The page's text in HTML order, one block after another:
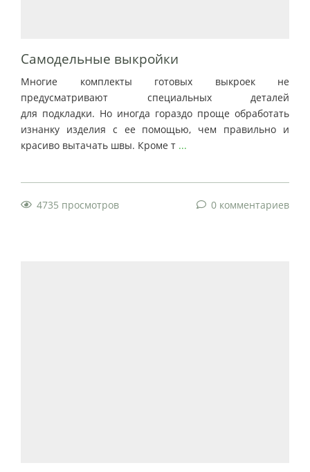
Самодельные выкройки
Многие комплекты готовых выкроек не
предусматривают специальных деталей
для подкладки. Но иногда гораздо проще обработать
изнанку изделия с ее помощью, чем правильно и
красиво вытачать швы. Кроме т ...
4735 просмотров 0 комментариев